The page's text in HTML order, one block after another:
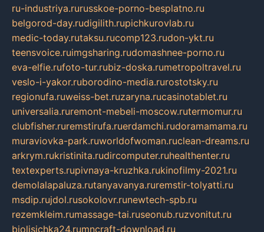
ru-industriya.rurusskoe-porno-besplatno.ru
belgorod-day.rudigilith.rupichkurovlab.ru
medic-today.rutaksu.rucomp123.rudon-ykt.ru
teensvoice.ruimgsharing.rudomashnee-porno.ru
eva-elfie.rufoto-tur.rubiz-doska.rumetropoltravel.ru
veslo-i-yakor.ruborodino-media.rurostotsky.ru
regionufa.ruweiss-bet.ruzaryna.rucasinotablet.ru
universalia.ruremont-mebeli-moscow.rutermomur.ru
clubfisher.ruremstirufa.ruerdamchi.rudoramamama.ru
muraviovka-park.ruworldofwoman.ruclean-dreams.ru
arkrym.rukristinita.rudircomputer.ruhealthenter.ru
textexperts.rupivnaya-kruzhka.rukinofilmy-2021.ru
demolalapaluza.rutanyavanya.ruremstir-tolyatti.ru
msdip.rujdol.rusokolovr.runewtech-spb.ru
rezemkleim.rumassage-tai.ruseonub.ruzvonitut.ru
biolisichka24.rumncraft-download.ru